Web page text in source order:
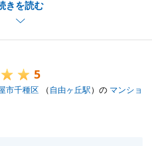
きを読む
陰で円滑にご決済までお取引
た。
お困り事がございましたら、
お願いいたします。
5
市千種区 （ 自由ヶ丘駅）の マンショ